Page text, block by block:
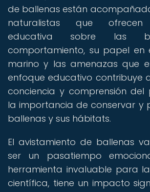
de ballenas están
naturalistas que ofrecen
educativa sobre las
comportamiento, su papel en
marino y las amenazas que
enfoque educativo contribuye
conciencia y comprensión del
la importancia de conservar y
ballenas y sus hábitats.
El avistamiento de ballenas
ser un pasatiempo
herramienta invaluable para
científica, tiene un impacto